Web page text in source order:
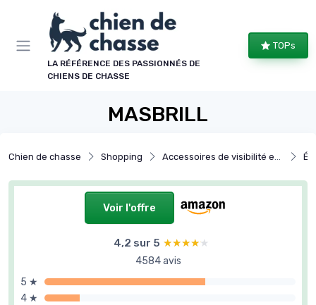
LA RÉFÉRENCE DES PASSIONNÉS DE
CHIENS DE CHASSE
TOPs
MASBRILL
Chien de chasse Shopping Accessoires de visibilité et sécurité
Voir l'offre
4,2 sur 5 ★★★★★
★★★★★
4584 avis
5 ★
4 ★
Panneau de gestion des cookies